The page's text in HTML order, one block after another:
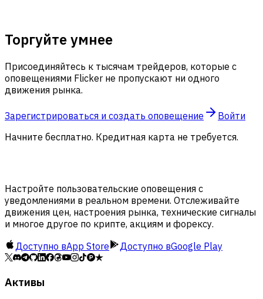
Торгуйте умнее
Присоединяйтесь к тысячам трейдеров, которые с
оповещениями Flicker не пропускают ни одного
движения рынка.
Зарегистрироваться и создать оповещение
Войти
Начните бесплатно. Кредитная карта не требуется.
Настройте пользовательские оповещения с
уведомлениями в реальном времени. Отслеживайте
движения цен, настроения рынка, технические сигналы
и многое другое по крипте, акциям и форексу.
Доступно вApp Store Доступно вGoogle Play
Активы